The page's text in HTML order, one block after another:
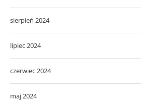
sierpień 2024
lipiec 2024
czerwiec 2024
maj 2024